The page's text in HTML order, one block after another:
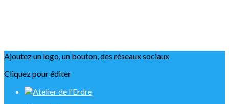
Ajoutez un logo, un bouton, des réseaux sociaux
Cliquez pour éditer